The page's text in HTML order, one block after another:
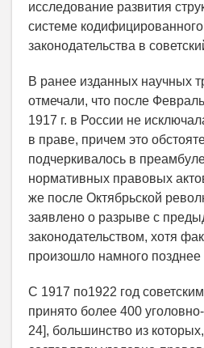
исследование развития
системе кодифицированного
законодательства в
В ранее изданных научных
отмечали, что после
1917 г. в России не
в праве, причем это
подчеркивалось в
нормативных правовых
же после Октябрьской
заявлено о разрыве с
законодательством, хотя
произошло намного позднее
С 1917 по1922 год
принято более 400
24], большинство из